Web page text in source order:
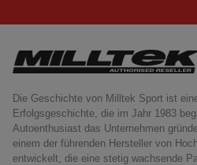
Die Geschichte von Milltek Sport ist
Erfolgsgeschichte, die im Jahr 1983
Autoenthusiast das Unternehmen
einem der führenden Hersteller von
entwickelt, die eine stetig wachsende